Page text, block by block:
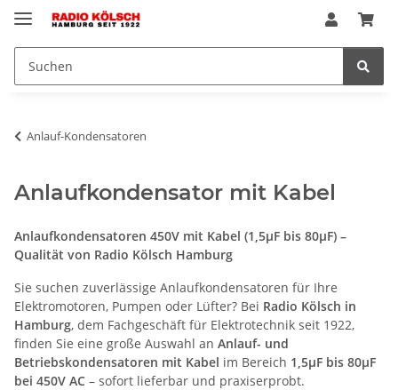
Anlauf-Kondensatoren
Anlaufkondensator mit Kabel
Anlaufkondensatoren 450V mit Kabel (1,5µF bis 80µF) –
Qualität von Radio Kölsch Hamburg
Sie suchen zuverlässige Anlaufkondensatoren für Ihre
Elektromotoren, Pumpen oder Lüfter? Bei Radio Kölsch in
Hamburg, dem Fachgeschäft für Elektrotechnik seit 1922,
finden Sie eine große Auswahl an Anlauf- und
Betriebskondensatoren mit Kabel im Bereich 1,5µF bis 80µF
bei 450V AC – sofort lieferbar und praxiserprobt.